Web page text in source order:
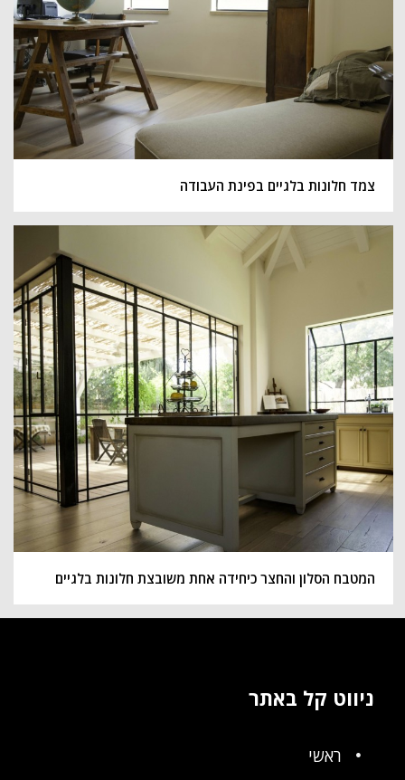
צמד חלונות בלגיים בפינת העבודה
המטבח הסלון והחצר כיחידה אחת משובצת חלונות בלגיים
ניווט קל באתר
ראשי